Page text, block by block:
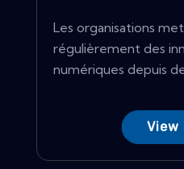
Les organisations
régulièrement des
numériques depuis
View